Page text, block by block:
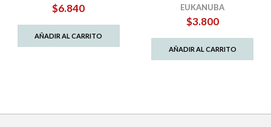
$6.840
AÑADIR AL CARRITO
EUKANUBA
$3.800
AÑADIR AL CARRITO